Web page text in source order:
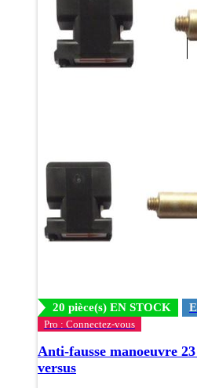
20 pièce(s) EN STOCK
Pro : Connectez-vous
Anti-fausse manoeuvre
versus